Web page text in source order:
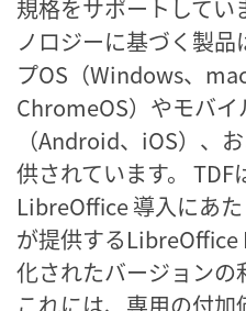
規格をサポートしてい
ノロジーに基づく製
プOS（Windows、
ChromeOS）やモバ
（Android、iOS）、
供されています。
LibreOffice 導入にあ
が提供する
化されたバージョンの